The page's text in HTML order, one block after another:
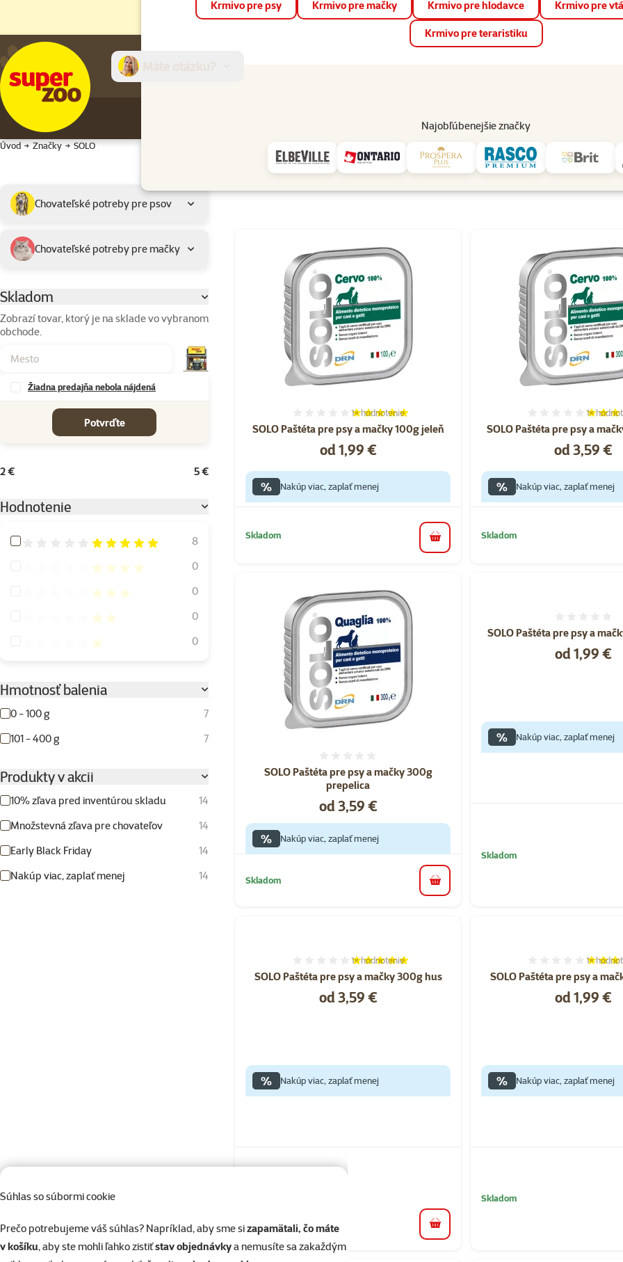
📱 Stiahnite si novú aplikáciu Super zoo.Viac informácií
Súhlas so súbormi cookie
Prečo potrebujeme váš súhlas? Napríklad, aby sme sizapamätali, čo máte
v košíku, aby ste mohli ľahko zistiťstav objednávkya nemusíte sa zakaždým
Krmivo pre psy Krmivo pre mačky Krmivo pre hlodavce Krmivo pre
Krmivo pre teraristiku
Najobľúbenejšie značky
Predajne Služby
Úvod Značky SOLO
SOLO
Podkategória
Chovateľské potreby pre psov
Chovateľské potreby pre mačky
Parametrický filter
Skladom
Zobrazí tovar, ktorý je na sklade vo vybranom
obchode.
Žiadna predajňa nebola nájdená
Potvrďte
2 € 5 €
Hodnotenie
Hodnotenie 100%
8
Hodnotenie 80%
0
Hodnotenie 60%
0
Hodnotenie 40%
0
Hodnotenie 20%
0
Hmotnosť balenia
0 - 100 g
7
101 - 400 g
7
Produkty v akcii
10% zľava pred inventúrou skladu
14
Množstevná zľava pre chovateľov
14
Early Black Friday
14
Nakúp viac, zaplať menej
14
Vybrané filtre
SOLO Paštéta pre psy a mačky 100g jeleň
Hodnotenie 100%, počet hodnotení: 1
1×hodnotenie
Cena
od 1,99 €
% Nakúp viac, zaplať menej
Skladom
do košíka
SOLO Paštéta pre psy a
1×
Cena
od 3,59 €
% Nakúp viac, zaplať menej
Skladom
SOLO Paštéta pre psy a mačky 300g
prepelica
Cena
od 3,59 €
% Nakúp viac, zaplať menej
Skladom do košíka
SOLO Paštéta pre psy a
Cena
od 1,99 €
% Nakúp viac, zaplať menej
Skladom
SOLO Paštéta pre psy a mačky 300g hus
Hodnotenie 100%, počet hodnotení: 1
1×hodnotenie
Cena
od 3,59 €
% Nakúp viac, zaplať menej
do košíka
SOLO Paštéta pre psy a
1×
Cena
od 1,99 €
% Nakúp viac, zaplať menej
Skladom